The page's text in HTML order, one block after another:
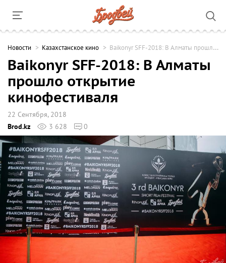
Новости Казахстанское кино Baikonyr SFF-2018: В Алматы прошло открытие кинофестиваля
Baikonyr SFF-2018: В Алматы
прошло открытие
кинофестиваля
22 Сентября, 2018
Brod.kz
3 628 0